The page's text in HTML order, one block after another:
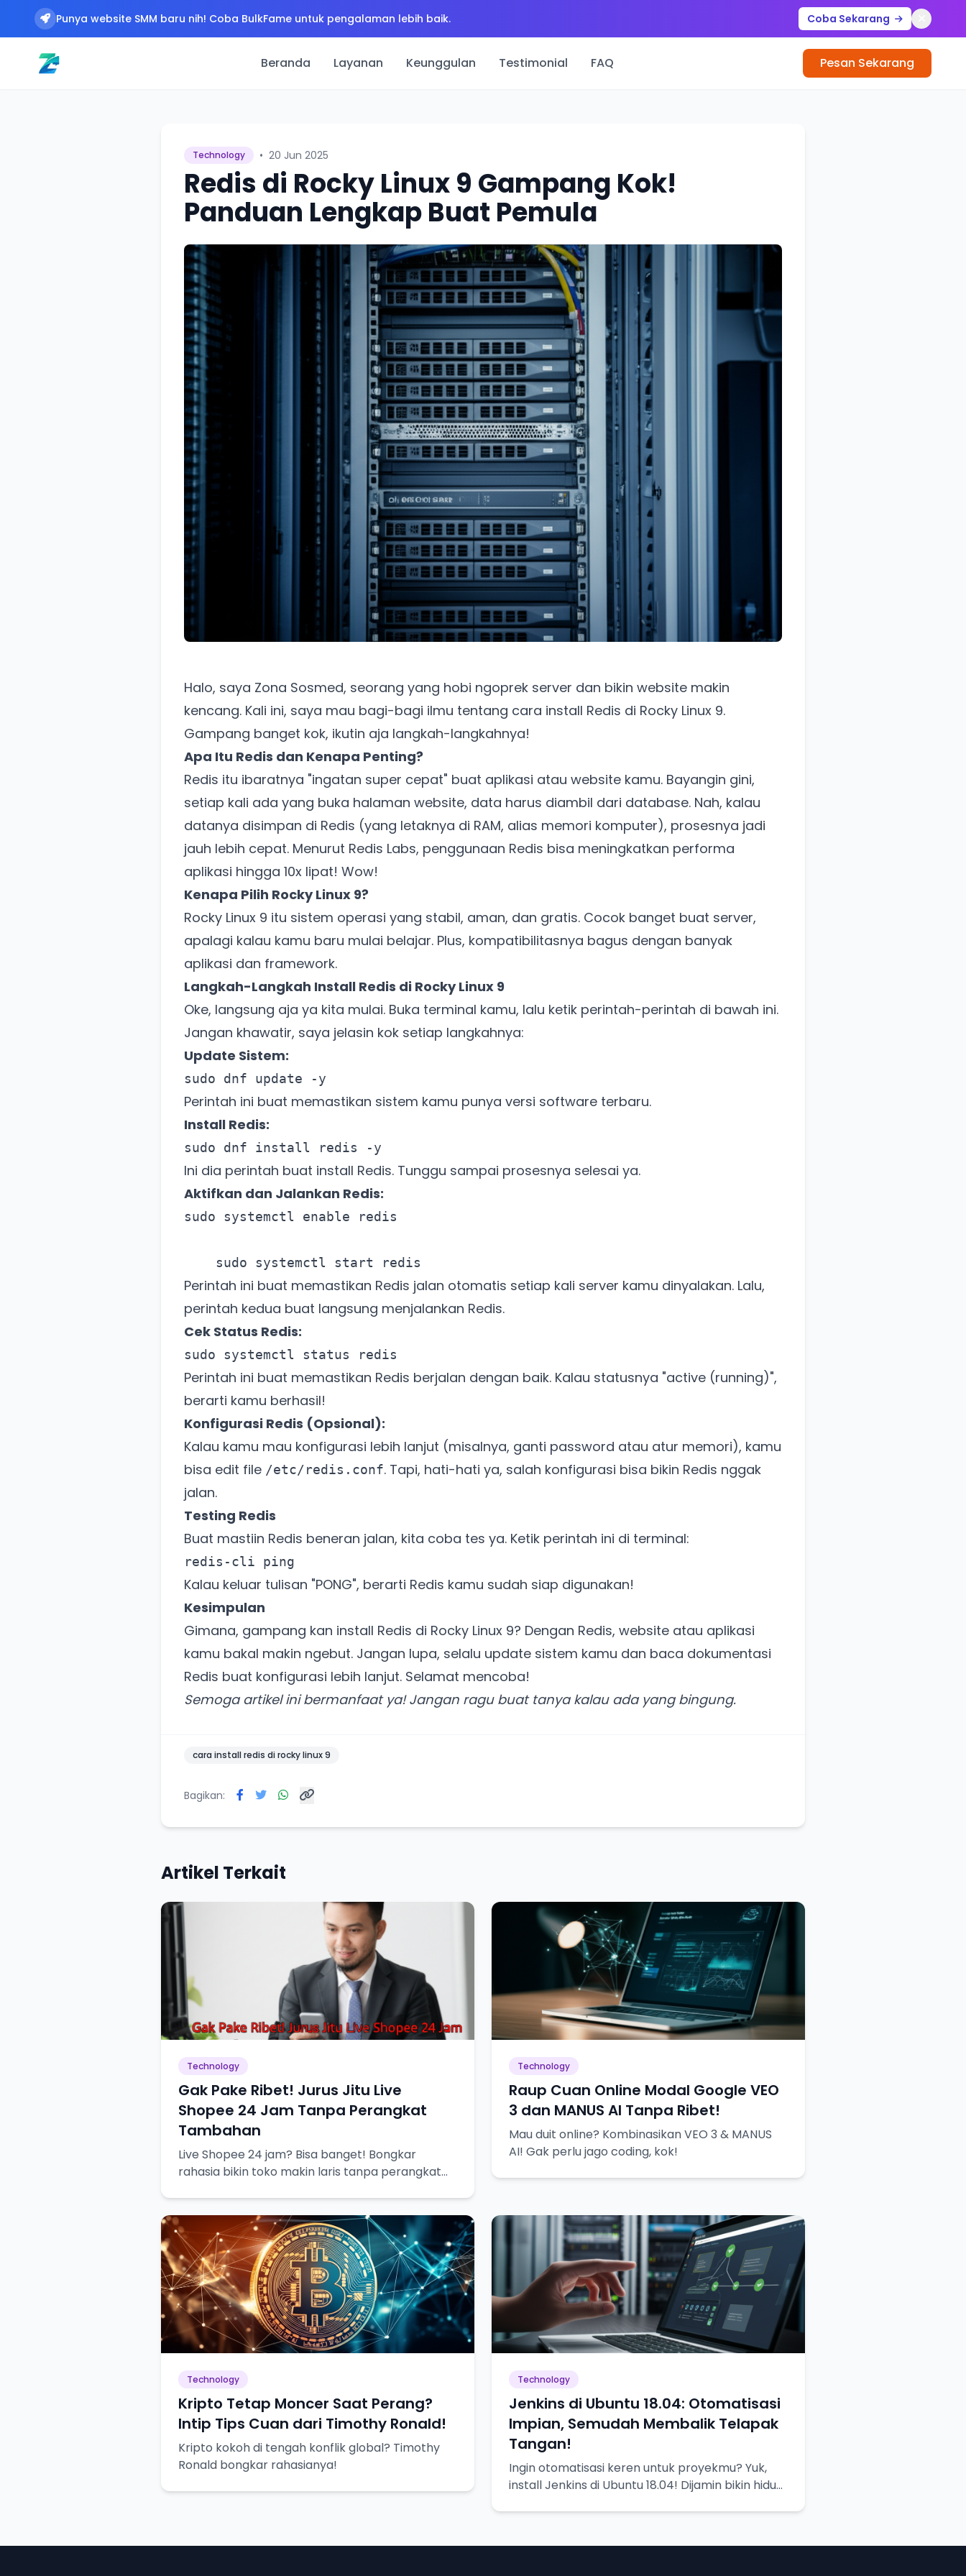
Punya website SMM baru nih! Coba BulkFame untuk pengalaman lebih baik. Coba Sekarang
Beranda Layanan Keunggulan Testimonial FAQ Pesan Sekarang
Technology • 20 Jun 2025
Redis di Rocky Linux 9 Gampang Kok!
Panduan Lengkap Buat Pemula
Halo, saya Zona Sosmed, seorang yang hobi ngoprek server dan bikin website makin
kencang. Kali ini, saya mau bagi-bagi ilmu tentang cara install Redis di Rocky Linux 9.
Gampang banget kok, ikutin aja langkah-langkahnya!
Apa Itu Redis dan Kenapa Penting?
Redis itu ibaratnya "ingatan super cepat" buat aplikasi atau website kamu. Bayangin gini,
setiap kali ada yang buka halaman website, data harus diambil dari database. Nah, kalau
datanya disimpan di Redis (yang letaknya di RAM, alias memori komputer), prosesnya jadi
jauh lebih cepat. Menurut Redis Labs, penggunaan Redis bisa meningkatkan performa
aplikasi hingga 10x lipat! Wow!
Kenapa Pilih Rocky Linux 9?
Rocky Linux 9 itu sistem operasi yang stabil, aman, dan gratis. Cocok banget buat server,
apalagi kalau kamu baru mulai belajar. Plus, kompatibilitasnya bagus dengan banyak
aplikasi dan framework.
Langkah-Langkah Install Redis di Rocky Linux 9
Oke, langsung aja ya kita mulai. Buka terminal kamu, lalu ketik perintah-perintah di bawah ini.
Jangan khawatir, saya jelasin kok setiap langkahnya:
Update Sistem:
sudo dnf update -y
Perintah ini buat memastikan sistem kamu punya versi software terbaru.
Install Redis:
sudo dnf install redis -y
Ini dia perintah buat install Redis. Tunggu sampai prosesnya selesai ya.
Aktifkan dan Jalankan Redis:
sudo systemctl enable redis
sudo systemctl start redis
Perintah ini buat memastikan Redis jalan otomatis setiap kali server kamu dinyalakan. Lalu,
perintah kedua buat langsung menjalankan Redis.
Cek Status Redis:
sudo systemctl status redis
Perintah ini buat memastikan Redis berjalan dengan baik. Kalau statusnya "active (running)",
berarti kamu berhasil!
Konfigurasi Redis (Opsional):
Kalau kamu mau konfigurasi lebih lanjut (misalnya, ganti password atau atur memori), kamu
bisa edit file /etc/redis.conf. Tapi, hati-hati ya, salah konfigurasi bisa bikin Redis nggak
jalan.
Testing Redis
Buat mastiin Redis beneran jalan, kita coba tes ya. Ketik perintah ini di terminal:
redis-cli ping
Kalau keluar tulisan "PONG", berarti Redis kamu sudah siap digunakan!
Kesimpulan
Gimana, gampang kan install Redis di Rocky Linux 9? Dengan Redis, website atau aplikasi
kamu bakal makin ngebut. Jangan lupa, selalu update sistem kamu dan baca dokumentasi
Redis buat konfigurasi lebih lanjut. Selamat mencoba!
Semoga artikel ini bermanfaat ya! Jangan ragu buat tanya kalau ada yang bingung.
cara install redis di rocky linux 9
Bagikan:
Artikel Terkait
Technology
Gak Pake Ribet! Jurus Jitu Live
Shopee 24 Jam Tanpa Perangkat
Tambahan
Live Shopee 24 jam? Bisa banget! Bongkar
rahasia bikin toko makin laris tanpa perangkat
Technology
Raup Cuan Online Modal Google VEO
3 dan MANUS AI Tanpa Ribet!
Mau duit online? Kombinasikan VEO 3 & MANUS
AI! Gak perlu jago coding, kok!
Technology
Kripto Tetap Moncer Saat Perang?
Intip Tips Cuan dari Timothy Ronald!
Kripto kokoh di tengah konflik global? Timothy
Ronald bongkar rahasianya!
Technology
Jenkins di Ubuntu 18.04: Otomatisasi
Impian, Semudah Membalik Telapak
Tangan!
Ingin otomatisasi keren untuk proyekmu? Yuk,
install Jenkins di Ubuntu 18.04! Dijamin bikin hidup
Khusus untuk kamu yang mau coba
Punya website SMM baru nih! Coba BulkFame
untuk pengalaman lebih baik.
Tanpa daftar ulang, gratis dicoba. Kamu tetap bisa pakai